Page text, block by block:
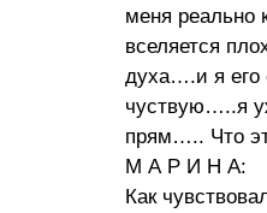
меня реально
вселяется
духа….и я его
чуствую…..я
прям….. Что
М А Р И Н А:
Как